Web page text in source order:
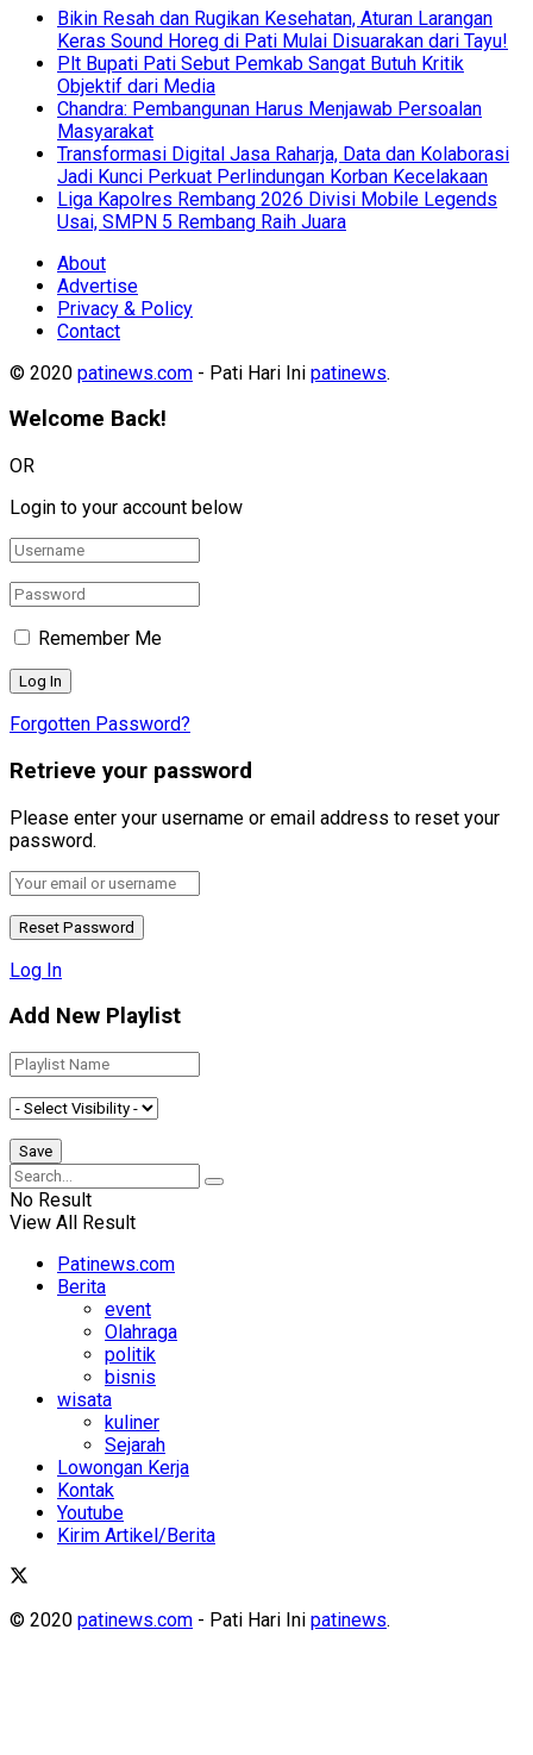
Bikin Resah dan Rugikan Kesehatan, Aturan Larangan
Keras Sound Horeg di Pati Mulai Disuarakan dari Tayu!
Plt Bupati Pati Sebut Pemkab Sangat Butuh Kritik
Objektif dari Media
Chandra: Pembangunan Harus Menjawab Persoalan
Masyarakat
Transformasi Digital Jasa Raharja, Data dan Kolaborasi
Jadi Kunci Perkuat Perlindungan Korban Kecelakaan
Liga Kapolres Rembang 2026 Divisi Mobile Legends
Usai, SMPN 5 Rembang Raih Juara
About
Advertise
Privacy & Policy
Contact
© 2020 patinews.com - Pati Hari Ini patinews.
Welcome Back!
OR
Login to your account below
Remember Me
Forgotten Password?
Retrieve your password
Please enter your username or email address to reset your
password.
Log In
Add New Playlist
No Result
View All Result
Patinews.com
Berita
event
Olahraga
politik
bisnis
wisata
kuliner
Sejarah
Lowongan Kerja
Kontak
Youtube
Kirim Artikel/Berita
© 2020 patinews.com - Pati Hari Ini patinews.